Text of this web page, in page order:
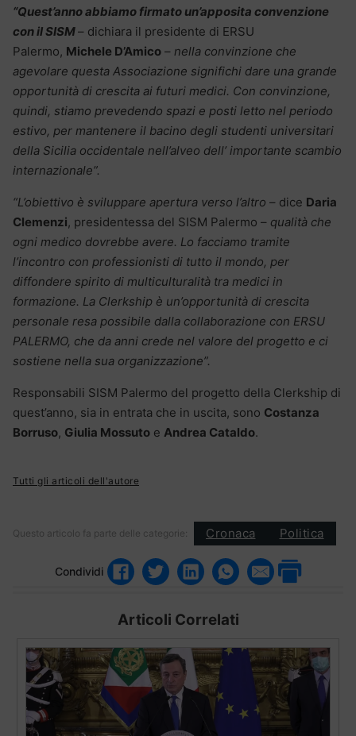
“Quest’anno abbiamo firmato un’apposita convenzione
con il SISM– dichiara il presidente di ERSU
Palermo, Michele D’Amico – nella convinzione che
agevolare questa Associazione significhi dare una grande
opportunità di crescita ai futuri medici. Con convinzione,
quindi, stiamo prevedendo spazi e posti letto nel periodo
estivo, per mantenere il bacino degli studenti universitari
della Sicilia occidentale nell’alveo dell’ importante scambio
internazionale”.
“L’obiettivo è sviluppare apertura verso l’altro – dice Daria
Clemenzi, presidentessa del SISM Palermo – qualità che
ogni medico dovrebbe avere. Lo facciamo tramite
l’incontro con professionisti di tutto il mondo, per
diffondere spirito di multiculturalità tra medici in
formazione. La Clerkship è un’opportunità di crescita
personale resa possibile dalla collaborazione con ERSU
PALERMO, che da anni crede nel valore del progetto e ci
sostiene nella sua organizzazione”.
Responsabili SISM Palermo del progetto della Clerkship di
quest’anno, sia in entrata che in uscita, sono Costanza
Borruso, Giulia Mossuto e Andrea Cataldo.
Tutti gli articoli dell'autore
Questo articolo fa parte delle categorie: Cronaca Politica
Condividi
Articoli Correlati